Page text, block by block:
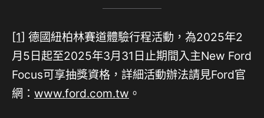
[1] 德國紐柏林賽道體驗行程活動，為2025年2
月5日起至2025年3月31日止期間入主New Ford
Focus可享抽獎資格，詳細活動辦法請見Ford官
網： www.ford.com.tw 。